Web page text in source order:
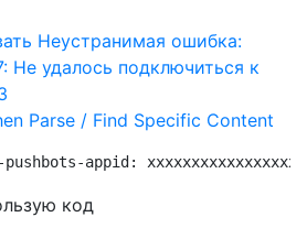
Неустранимая ошибка:
Не удалось подключиться к
Parse / Find Specific Content
appid:
код